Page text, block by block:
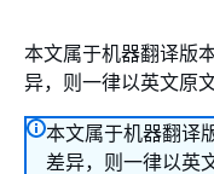
本文属于机器翻译版
异，则一律以英文原文
本文属于机器翻译
差异，则一律以英